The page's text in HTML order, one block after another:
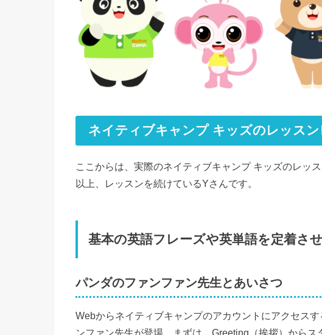
ネイティブキャンプ キッズのレッスン
ここからは、実際のネイティブキャンプ キッズのレッ
以上、レッスンを続けているYさんです。
基本の英語フレーズや英単語を定着さ
パンダのファンファン先生とあいさつ
Webからネイティブキャンプのアカウントにアクセス
ンファン先生が登場。まずは、Greeting（挨拶）からス